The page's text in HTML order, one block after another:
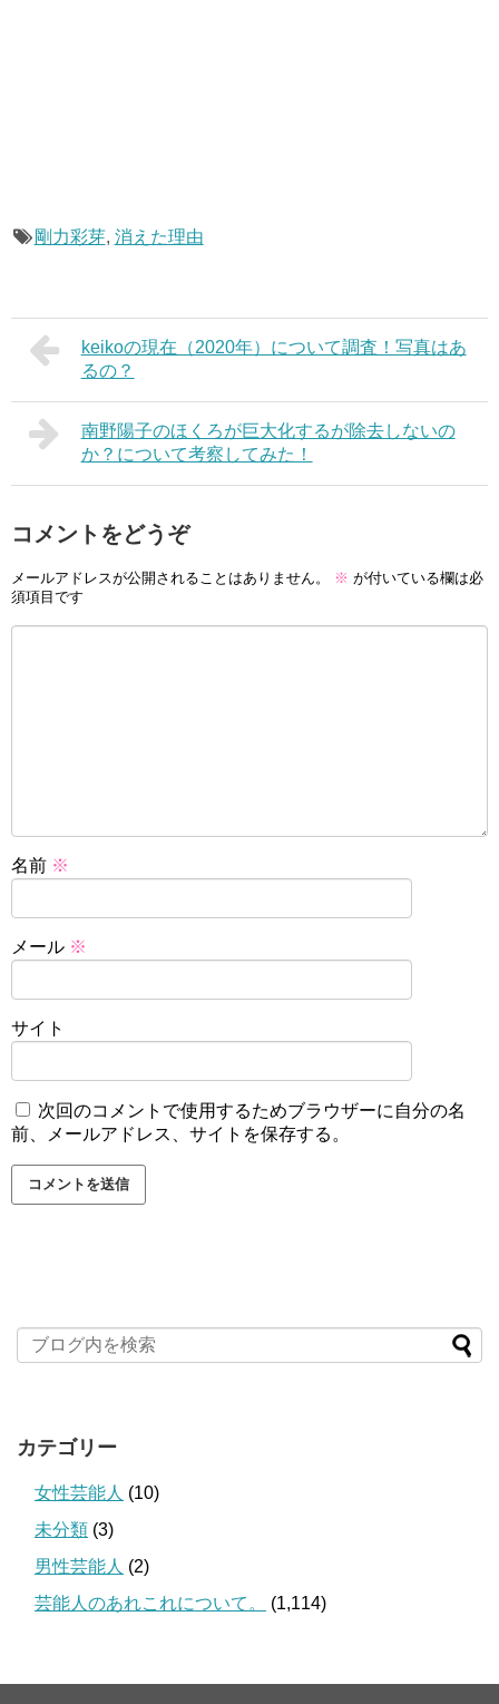
剛力彩芽, 消えた理由
keikoの現在（2020年）について調査！写真はあ
るの？
南野陽子のほくろが巨大化するが除去しないの
か？について考察してみた！
コメントをどうぞ
メールアドレスが公開されることはありません。 ※ が付いている欄は必
須項目です
名前 ※
メール ※
サイト
次回のコメントで使用するためブラウザーに自分の名
前、メールアドレス、サイトを保存する。
カテゴリー
女性芸能人 (10)
未分類 (3)
男性芸能人 (2)
芸能人のあれこれについて。
(1,114)